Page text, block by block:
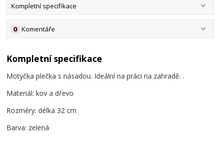
Kompletní specifikace
Komentáře
0
Kompletní specifikace
Motyčka plečka s násadou. Ideální na práci na zahradě. .
Materiál: kov a dřevo
Rozměry: délka 32 cm
Barva: zelená